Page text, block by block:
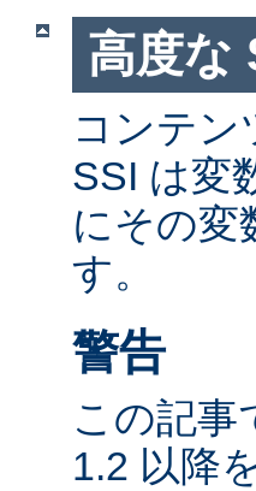
高度な
コンテン
SSI は変
にその変
す。
警告
この記事
1.2 以降